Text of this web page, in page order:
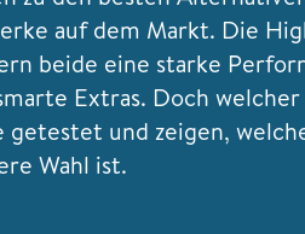
auf dem Markt. Die
beide eine starke
Extras. Doch
getestet und zeigen,
Wahl ist.